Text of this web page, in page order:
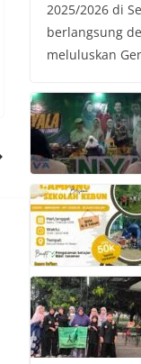
2025/2026 di
berlangsung
meluluskan